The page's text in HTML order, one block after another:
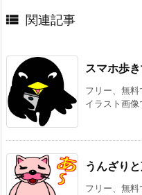
 関連記事
スマホ歩
フリー、無
イラスト画
うんざり
フリー、無